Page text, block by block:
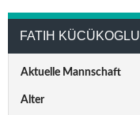
FATIH KÜCÜKOGLU
Aktuelle Mannschaft
Alter